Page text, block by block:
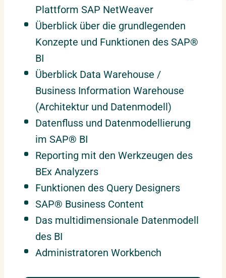
Plattform SAP NetWeaver
Überblick über die grundlegenden
Konzepte und Funktionen des SAP®
BI
Überblick Data Warehouse /
Business Information Warehouse
(Architektur und Datenmodell)
Datenfluss und Datenmodellierung
im SAP® BI
Reporting mit den Werkzeugen des
BEx Analyzers
Funktionen des Query Designers
SAP® Business Content
Das multidimensionale Datenmodell
des BI
Administratoren Workbench